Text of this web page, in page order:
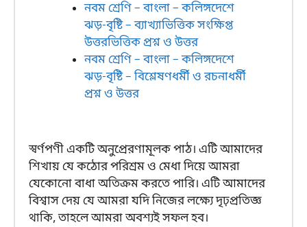
নবম শ্রেণি – বাংলা – কলিঙ্গদেশে
ঝড়-বৃষ্টি – ব্যাখ্যাভিত্তিক সংক্ষিপ্ত
উত্তরভিত্তিক প্রশ্ন ও উত্তর
নবম শ্রেণি – বাংলা – কলিঙ্গদেশে
ঝড়-বৃষ্টি – বিশ্লেষণধর্মী ও রচনাধর্মী
প্রশ্ন ও উত্তর
স্বর্ণপণী একটি অনুপ্রেরণামূলক পাঠ। এটি আমাদের
শিখায় যে কঠোর পরিশ্রম ও মেধা দিয়ে আমরা
যেকোনো বাধা অতিক্রম করতে পারি। এটি আমাদের
বিশ্বাস দেয় যে আমরা যদি নিজের লক্ষ্যে দৃঢ়প্রতিজ্ঞ
থাকি, তাহলে আমরা অবশ্যই সফল হব।